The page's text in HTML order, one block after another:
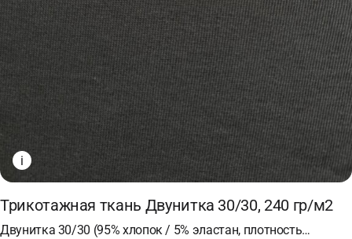
i
Трикотажная ткань Двунитка 30/30, 240 гр/м2
Двунитка 30/30 (95% хлопок / 5% эластан, плотность…